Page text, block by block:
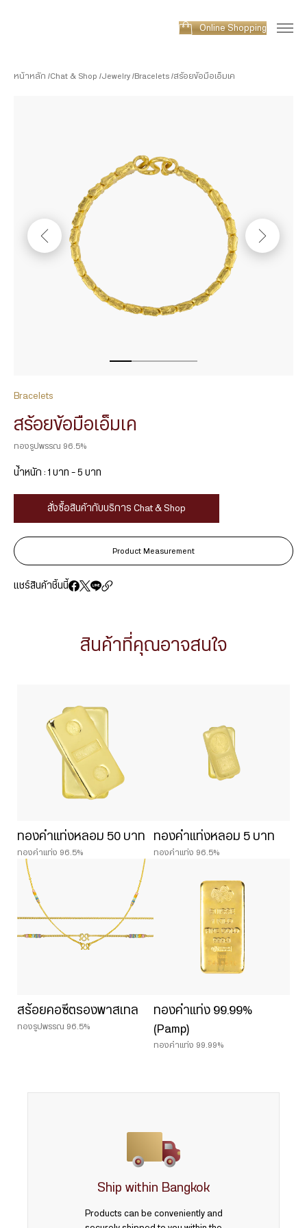
Online Shopping
หน้าหลัก Chat & Shop Jewelry Bracelets สร้อยข้อมือเอ็มเค
Bracelets
สร้อยข้อมือเอ็มเค
ทองรูปพรรณ 96.5%
น้ำหนัก : 1 บาท – 5 บาท
สั่งซื้อสินค้ากับบริการ Chat & Shop
Product Measurement
แชร์สินค้าชิ้นนี้
สินค้าที่คุณอาจสนใจ
ทองคำแท่งหลอม 50 บาท
ทองคำแท่ง 96.5%
ทองคำแท่งหลอม 5 บาท
ทองคำแท่ง 96.5%
สร้อยคอซีตรองพาสเทล
ทองรูปพรรณ 96.5%
ทองคำแท่ง 99.99%
(Pamp)
ทองคำแท่ง 99.99%
Ship within Bangkok
Products can be conveniently and